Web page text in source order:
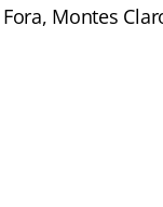
Montes